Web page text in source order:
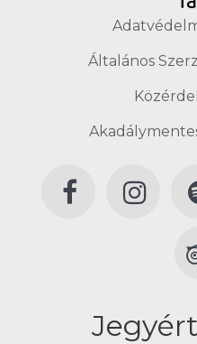
Általános